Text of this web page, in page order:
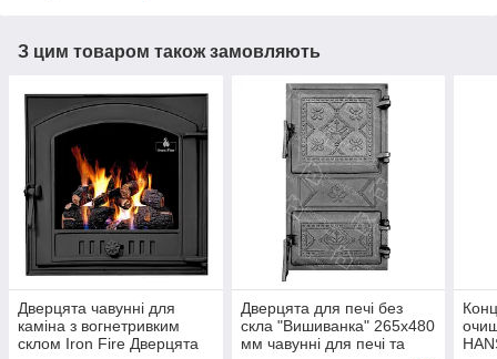
З цим товаром також замовляють
Дверцята чавунні для
каміна з вогнетривким
склом Iron Fire Дверцята
Дверцята для печі без
скла "Вишиванка" 265x480
мм чавунні для печі та